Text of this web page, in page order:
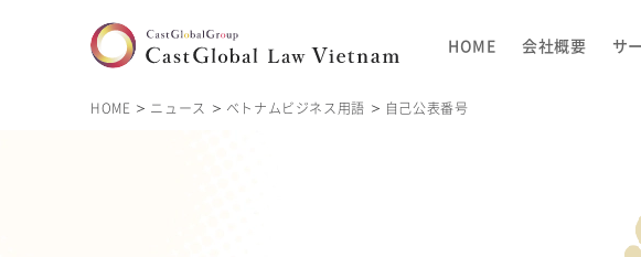
HOME 会社概要 サ
HOME ニュース ベトナムビジネス用語 自己公表番号